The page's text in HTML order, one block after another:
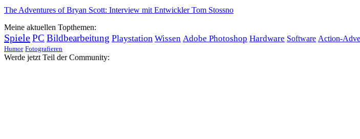
The Adventures of Bryan Scott: Interview mit Entwickler Tom Stossno
Meine aktuellen Topthemen:
SpielePC Bildbearbeitung Playstation Wissen Adobe Photoshop Hardware Software Action-
Humor Fotografieren
Werde jetzt Teil der Community: